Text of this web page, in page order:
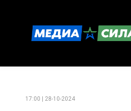
17:00 | 28-10-2024